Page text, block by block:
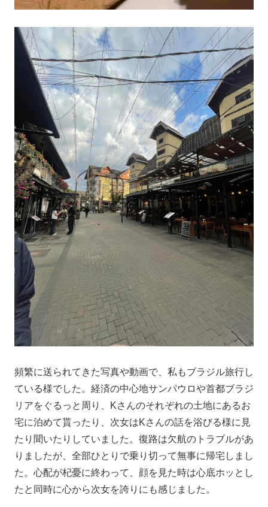
頻繁に送られてきた写真や動画で、私もブラジル旅行し
ている様でした。経済の中心地サンパウロや首都ブラジ
リアをぐるっと周り、Kさんのそれぞれの土地にあるお
宅に泊めて貰ったり、次女はKさんの話を浴びる様に見
たり聞いたりしていました。復路は欠航のトラブルがあ
りましたが、全部ひとりで乗り切って無事に帰宅しまし
た。心配が杞憂に終わって、顔を見た時は心底ホッとし
たと同時に心から次女を誇りにも感じました。